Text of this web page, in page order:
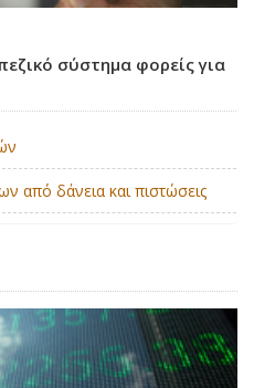
σύστημα φορείς για
από δάνεια και πιστώσεις